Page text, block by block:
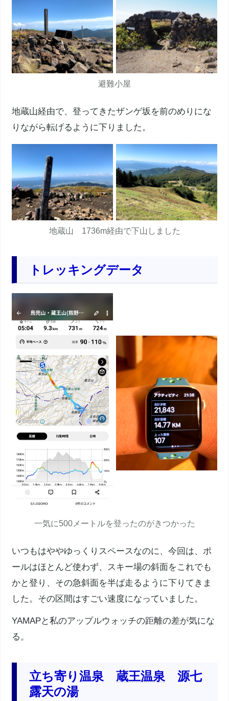
避難小屋
地蔵山経由で、登ってきたザンゲ坂を前のめりにな
りながら転げるように下りました。
地蔵山 1736m経由で下山しました
トレッキングデータ
一気に500メートルを登ったのがきつかった
いつもはややゆっくりスペースなのに、今回は、ポ
ールはほとんど使わず、スキー場の斜面をこれでも
かと登り、その急斜面を半ば走るように下りてきま
した。その区間はすごい速度になっていました。
YAMAPと私のアップルウォッチの距離の差が気にな
る。
立ち寄り温泉蔵王温泉 源七
露天の湯